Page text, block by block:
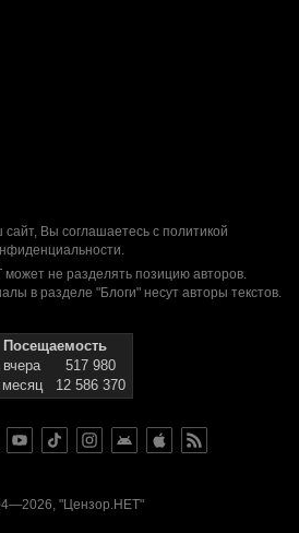
Вы соглашаетесь с политикой
.
не разделять позицию авторов.
в разделе "Блоги" несут авторы текстов.
Посещаемость
вчера
517 980
месяц
12 586 370
"Цензор.НЕТ"